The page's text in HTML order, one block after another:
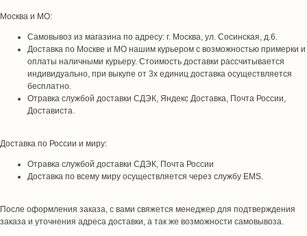
Москва и МО:
Самовывоз из магазина по адресу: г. Москва, ул. Сосинская, д.6.
Доставка по Москве и МО нашим курьером с возможностью примерки и
оплаты наличными курьеру. Стоимость доставки рассчитывается
индивидуально, при выкупе от 3х единиц доставка осуществляется
бесплатно.
Отравка службой доставки СДЭК, Яндекс Доставка, Почта России,
Достависта.
Доставка по России и миру:
Отравка службой доставки СДЭК, Почта России
Доставка по всему миру осуществляется через службу EMS.
После оформления заказа, с вами свяжется менеджер для подтверждения
заказа и уточнения адреса доставки, а так же возможности самовывоза.